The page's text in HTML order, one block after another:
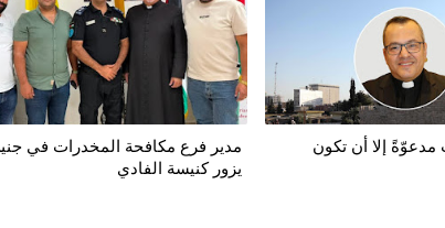
مدير فرع مكافحة المخدرات في
يزور كنيسة الفادي
إلا أن تكون